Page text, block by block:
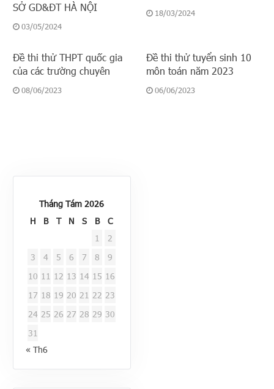
SỞ GD&ĐT HÀ NỘI
03/05/2024
18/03/2024
Đề thi thử THPT quốc gia
của các trường chuyên
08/06/2023
Đề thi thử tuyển sinh 10
môn toán năm 2023
06/06/2023
Tháng Tám 2026
H
B T N S B
C
1
2
3
4 5 6 7 8
9
10 11 12 13 14 15 16
17 18 19 20 21 22 23
24 25 26 27 28 29 30
31
« Th6